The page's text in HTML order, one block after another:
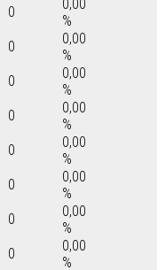
0
0,00
%
0
0,00
%
0
0,00
%
0
0,00
%
0
0,00
%
0
0,00
%
0
0,00
%
0
0,00
%